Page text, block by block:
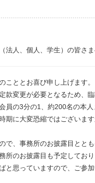
法人、個人、学生）の皆さ
こととお喜び申し上げます。
款変更が必要となるため、
員の3分の1、約200名の本
期に大変恐縮ではございま
で、事務所のお披露目とと
所のお披露目も予定しており
と思っていますので、ご参加